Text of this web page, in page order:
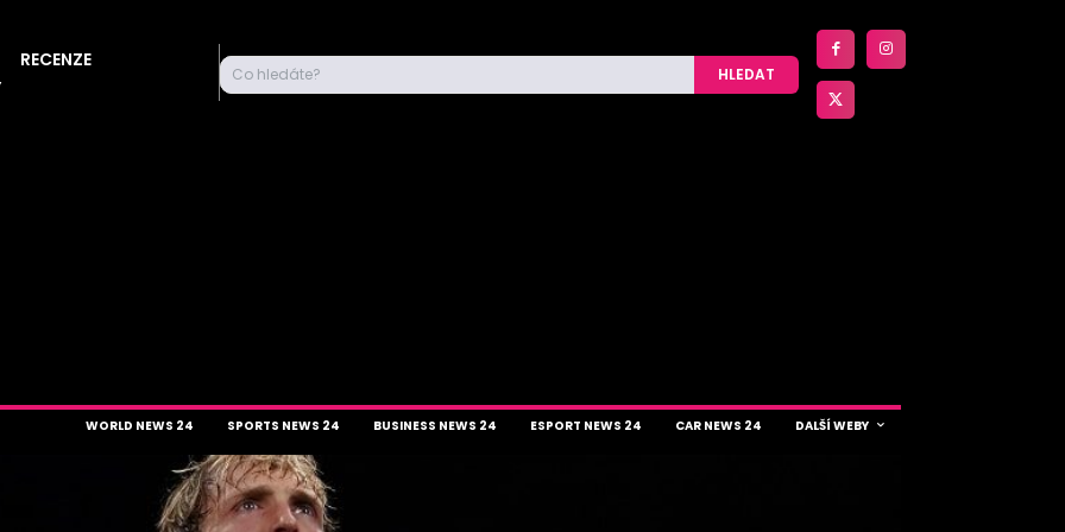
RECENZE
Co hledáte? HLEDAT
WORLD NEWS 24 SPORTS NEWS 24 BUSINESS NEWS 24 ESPORT NEWS 24 CAR NEWS 24 DALŠÍ WEBY